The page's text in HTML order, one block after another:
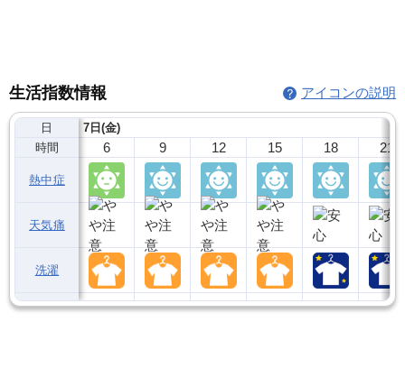
生活指数情報 アイコンの説明
日
時間
熱中症
天気痛
洗濯
7日(金)
6 9 12 15 18 21